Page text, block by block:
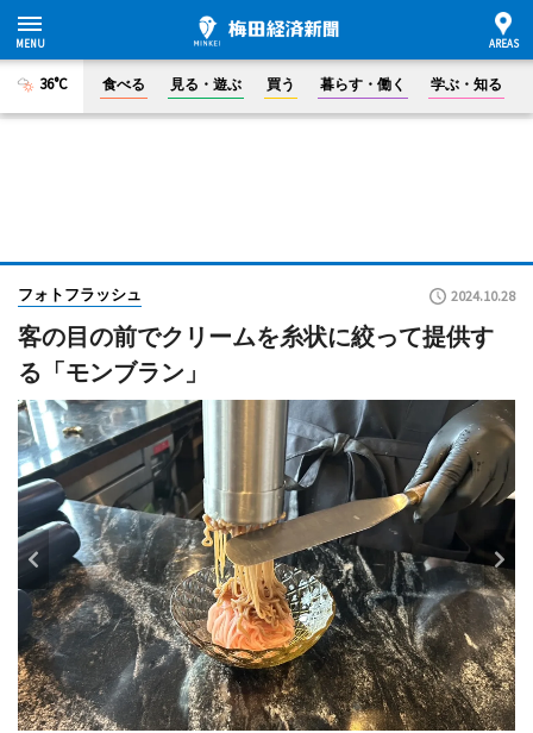
36°C 食べる 見る・遊ぶ 買う 暮らす・働く 学ぶ・知る
フォトフラッシュ 2024.10.28
客の目の前でクリームを糸状に絞って提供す
る「モンブラン」